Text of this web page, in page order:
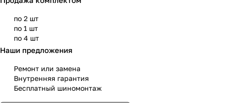
по 2 шт
по 1 шт
по 4 шт
Наши предложения
Ремонт или замена
Внутренняя гарантия
Бесплатный шиномонтаж